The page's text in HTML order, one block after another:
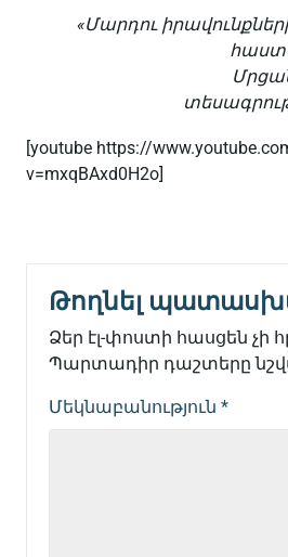
«Մարդու
[youtube https://
v=mxqBAxd0H2o]
Թողնել
Ձեր էլ-փոստի հասցեն չի
Պարտադիր դաշտերը
Մեկնաբանություն *